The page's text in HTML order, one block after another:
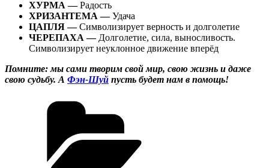
ХУРМА —Радость
ХРИЗАНТЕМА —Удача
ЦАПЛЯ —Символизирует верность и долголетие
ЧЕРЕПАХА — Долголетие, сила, выносливость.
Символизирует неуклонное движение вперёд
Помните: мы сами творим свой мир, свою жизнь и даже
свою судьбу. А Фэн-Шуй пусть будет нам в помощь!